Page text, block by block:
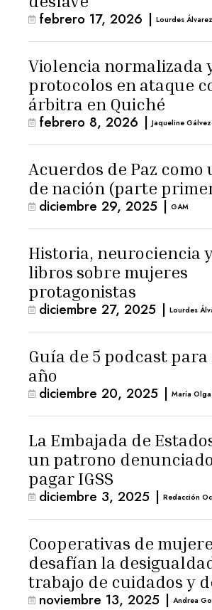
febrero 17, 2026 | Lourdes
Violencia normalizada
protocolos en ataque
árbitra en Quiché
febrero 8, 2026 | Jaqueline Gálvez
Acuerdos de Paz como
de nación (parte
diciembre 29, 2025 | GAM
Historia, neurociencia
libros sobre mujeres
protagonistas
diciembre 27, 2025 | Lourdes
Guía de 5 podcast
año
diciembre 20, 2025 | María
La Embajada de
un patrono
pagar IGSS
diciembre 3, 2025 | Redacción
Cooperativas de
desafían la
trabajo de cuidados y
noviembre 13, 2025 | Andrea